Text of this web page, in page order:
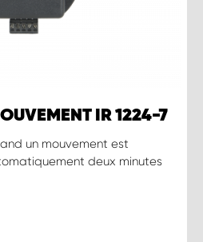
IR 1224-7
un mouvement est
deux minutes